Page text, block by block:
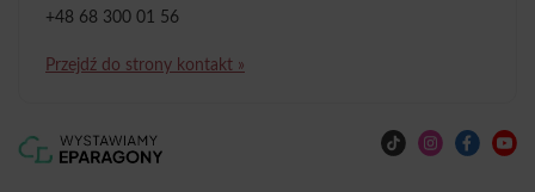
+48 68 300 01 56
Przejdź do strony kontakt »